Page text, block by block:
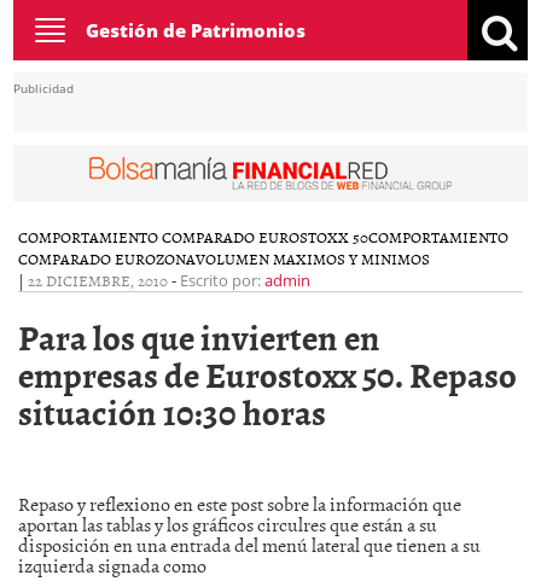
Toggle
navigation
Gestión de Patrimonios
Publicidad
COMPORTAMIENTO COMPARADO EUROSTOXX 50COMPORTAMIENTO
COMPARADO EUROZONAVOLUMEN MAXIMOS Y MINIMOS
| 22 DICIEMBRE, 2010- Escrito por:admin
Para los que invierten en
empresas de Eurostoxx 50. Repaso
situación 10:30 horas
Repaso y reflexiono en este post sobre la información que
aportan las tablas y los gráficos circulres que están a su
disposición en una entrada del menú lateral que tienen a su
izquierda signada como